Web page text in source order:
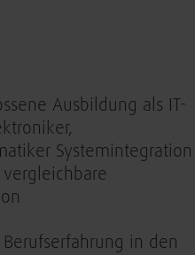
Ausbildung als IT-
Systemintegration
Berufserfahrung in den